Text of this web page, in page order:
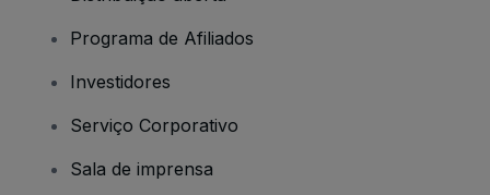
Programa de Afiliados
Investidores
Serviço Corporativo
Sala de imprensa